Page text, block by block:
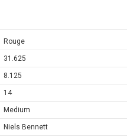
Rouge
31.625
8.125
14
Medium
Niels Bennett